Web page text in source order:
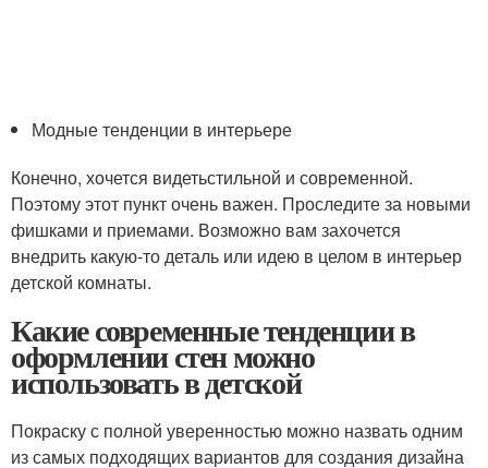
Модные тенденции в интерьере
Конечно, хочется видетьстильной и современной.
Поэтому этот пункт очень важен. Проследите за новыми
фишками и приемами. Возможно вам захочется
внедрить какую-то деталь или идею в целом в интерьер
детской комнаты.
Какие современные тенденции в
оформлении стен можно
использовать в детской
Покраску с полной уверенностью можно назвать одним
из самых подходящих вариантов для создания дизайна